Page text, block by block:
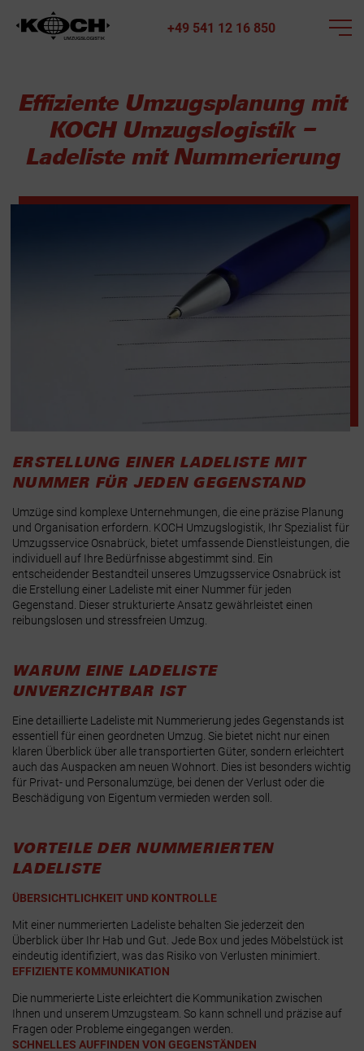
+49 541 12 16 850
Effiziente Umzugsplanung mit
KOCH Umzugslogistik –
Ladeliste mit Nummerierung
ERSTELLUNG EINER LADELISTE MIT
NUMMER FÜR JEDEN GEGENSTAND
Umzüge sind komplexe Unternehmungen, die eine präzise Planung
und Organisation erfordern. KOCH Umzugslogistik, Ihr Spezialist für
Umzugsservice Osnabrück, bietet umfassende Dienstleistungen, die
individuell auf Ihre Bedürfnisse abgestimmt sind. Ein
entscheidender Bestandteil unseres Umzugsservice Osnabrück ist
die Erstellung einer Ladeliste mit einer Nummer für jeden
Gegenstand. Dieser strukturierte Ansatz gewährleistet einen
reibungslosen und stressfreien Umzug.
WARUM EINE LADELISTE
UNVERZICHTBAR IST
Eine detaillierte Ladeliste mit Nummerierung jedes Gegenstands ist
essentiell für einen geordneten Umzug. Sie bietet nicht nur einen
klaren Überblick über alle transportierten Güter, sondern erleichtert
auch das Auspacken am neuen Wohnort. Dies ist besonders wichtig
für Privat- und Personalumzüge, bei denen der Verlust oder die
Beschädigung von Eigentum vermieden werden soll.
VORTEILE DER NUMMERIERTEN
LADELISTE
ÜBERSICHTLICHKEIT UND KONTROLLE
Mit einer nummerierten Ladeliste behalten Sie jederzeit den
Überblick über Ihr Hab und Gut. Jede Box und jedes Möbelstück ist
eindeutig identifiziert, was das Risiko von Verlusten minimiert.
EFFIZIENTE KOMMUNIKATION
Die nummerierte Liste erleichtert die Kommunikation zwischen
Ihnen und unserem Umzugsteam. So kann schnell und präzise auf
Fragen oder Probleme eingegangen werden.
SCHNELLES AUFFINDEN VON GEGENSTÄNDEN